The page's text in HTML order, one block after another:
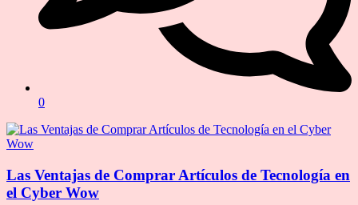
0
Las Ventajas de Comprar Artículos de Tecnología en
el Cyber Wow